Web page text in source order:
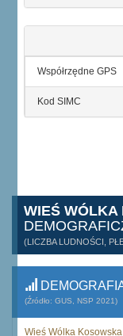
Współrzędne GPS
Kod SIMC
WIEŚ WÓLKA
(LICZBA LUDNOŚCI,
(Źródło: GUS, NSP 2021)
Wieś Wólka